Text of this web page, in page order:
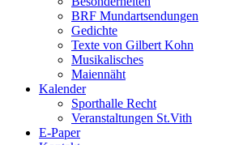
BRF Mundartsendungen
Gedichte
Texte von Gilbert Kohn
Musikalisches
Maiennäht
Kalender
Sporthalle Recht
Veranstaltungen St.Vith
E-Paper